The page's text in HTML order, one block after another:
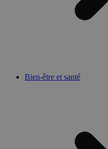
Bien-être et santé